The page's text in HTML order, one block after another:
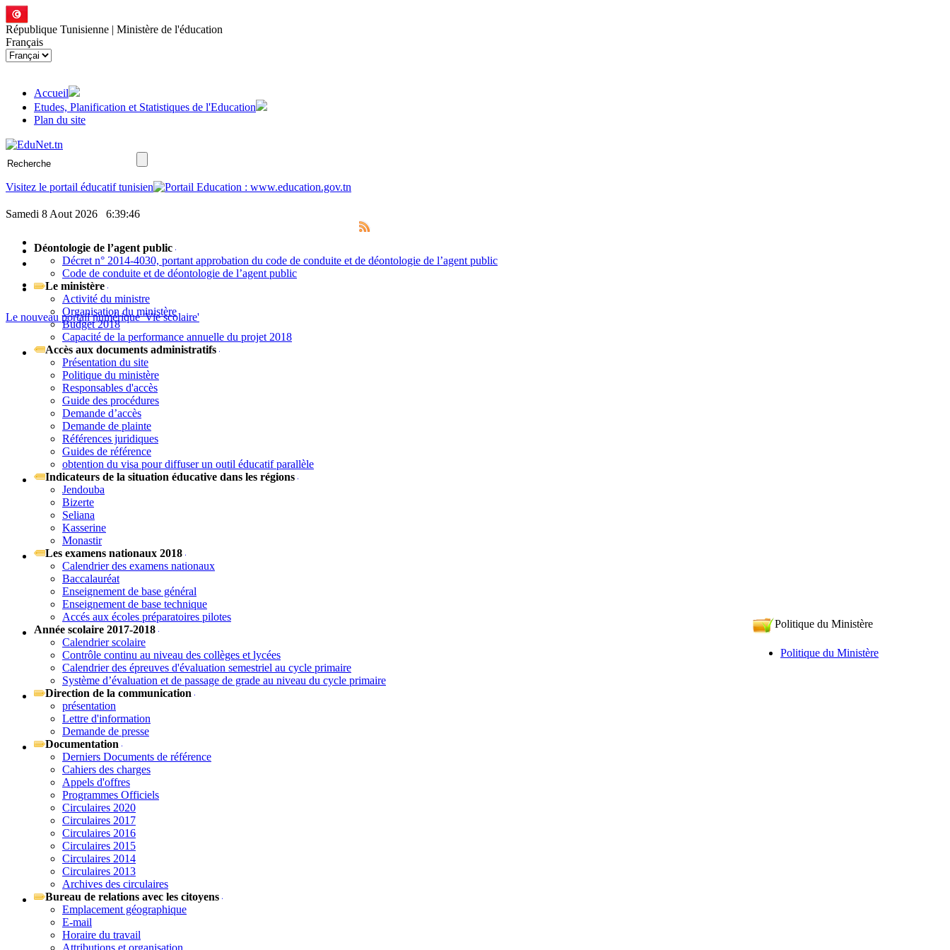
République Tunisienne | Ministère de l'éducation
Français
Accueil
Etudes, Planification et Statistiques de l'Education
Plan du site
Visitez le portail éducatif tunisien
Samedi 8 Aout 2026 6:39:47
Le nouveau portail numérique 'Vie scolaire'
Déontologie de l’agent public
Décret n° 2014-4030, portant approbation du code de conduite et de déontologie de l’agent public
Code de conduite et de déontologie de l’agent public
Le ministère
Activité du ministre
Organisation du ministère
Budget 2018
Capacité de la performance annuelle du projet 2018
Accès aux documents administratifs
Présentation du site
Politique du ministère
Responsables d'accès
Guide des procédures
Demande d’accès
Demande de plainte
Références juridiques
Guides de référence
obtention du visa pour diffuser un outil éducatif parallèle
Indicateurs de la situation éducative dans les régions
Jendouba
Bizerte
Seliana
Kasserine
Monastir
Les examens nationaux 2018
Calendrier des examens nationaux
Baccalauréat
Enseignement de base général
Enseignement de base technique
Accés aux écoles préparatoires pilotes
Année scolaire 2017-2018
Calendrier scolaire
Contrôle continu au niveau des collèges et lycées
Calendrier des épreuves d'évaluation semestriel au cycle primaire
Système d’évaluation et de passage de grade au niveau du cycle primaire
Direction de la communication
présentation
Lettre d'information
Demande de presse
Documentation
Derniers Documents de référence
Cahiers des charges
Appels d'offres
Programmes Officiels
Circulaires 2020
Circulaires 2017
Circulaires 2016
Circulaires 2015
Circulaires 2014
Circulaires 2013
Archives des circulaires
Bureau de relations avec les citoyens
Emplacement géographique
E-mail
Horaire du travail
Attributions et organisation
Politique du Ministère
Politique du Ministère